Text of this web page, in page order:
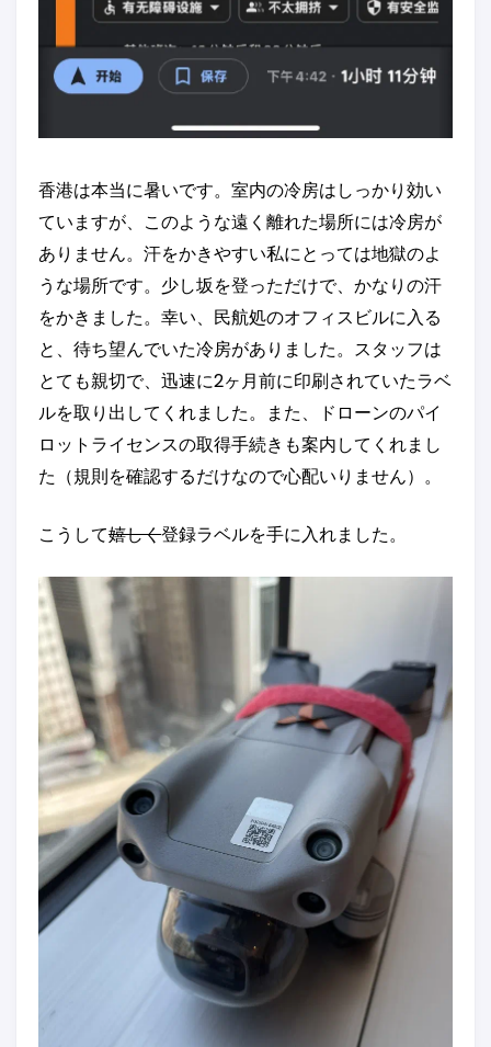
香港は本当に暑いです。室内の冷房はしっかり効い
ていますが、このような遠く離れた場所には冷房が
ありません。汗をかきやすい私にとっては地獄のよ
うな場所です。少し坂を登っただけで、かなりの汗
をかきました。幸い、民航処のオフィスビルに入る
と、待ち望んでいた冷房がありました。スタッフは
とても親切で、迅速に2ヶ月前に印刷されていたラベ
ルを取り出してくれました。また、ドローンのパイ
ロットライセンスの取得手続きも案内してくれまし
た（規則を確認するだけなので心配いりません）。
こうして嬉しく登録ラベルを手に入れました。